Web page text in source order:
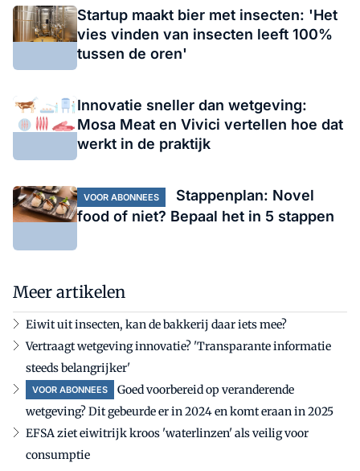
Startup maakt bier met insecten: 'Het
vies vinden van insecten leeft 100%
tussen de oren'
Innovatie sneller dan wetgeving:
Mosa Meat en Vivici vertellen hoe dat
werkt in de praktijk
VOOR ABONNEES
Stappenplan: Novel
food of niet? Bepaal het in 5 stappen
Meer artikelen
Eiwit uit insecten, kan de bakkerij daar iets mee?
Vertraagt wetgeving innovatie? 'Transparante informatie
steeds belangrijker'
VOOR ABONNEES
Goed voorbereid op veranderende
wetgeving? Dit gebeurde er in 2024 en komt eraan in 2025
EFSA ziet eiwitrijk kroos 'waterlinzen' als veilig voor
consumptie